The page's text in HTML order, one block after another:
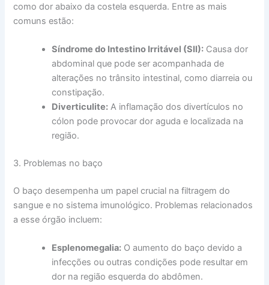
como dor abaixo da costela esquerda. Entre as mais
comuns estão:
Síndrome do Intestino Irritável (SII): Causa dor
abdominal que pode ser acompanhada de
alterações no trânsito intestinal, como diarreia ou
constipação.
Diverticulite: A inflamação dos divertículos no
cólon pode provocar dor aguda e localizada na
região.
3. Problemas no baço
O baço desempenha um papel crucial na filtragem do
sangue e no sistema imunológico. Problemas relacionados
a esse órgão incluem:
Esplenomegalia: O aumento do baço devido a
infecções ou outras condições pode resultar em
dor na região esquerda do abdômen.